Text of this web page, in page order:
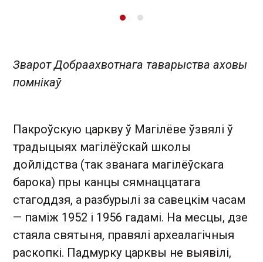
Зварот Добраахвотнага таварыства аховы
помнікаў
Пакроўскую царкву ў Магілёве ўзвялі ў
традыцыях магілёўскай школы
дойлідства (так званага магілёўскага
барока) пры канцы сямнаццатага
стагоддзя, а разбурылі за савецкім часам
— паміж 1952 і 1956 гадамі. На месцы, дзе
стаяла святыня, правялі археалагічныя
раскопкі. Падмурку царквы не выявілі,